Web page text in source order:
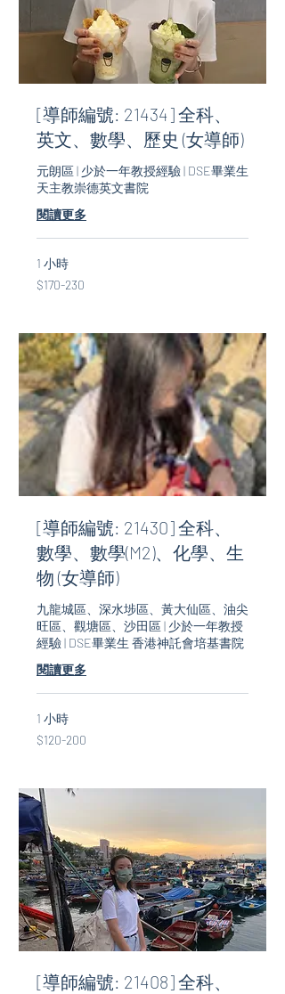
[導師編號: 21434] 全科、
英文、數學、歷史 (女導師)
元朗區 | 少於一年教授經驗 | DSE畢業生
天主教崇德英文書院
閱讀更多
1 小時
$170-
230
$170-230
[導師編號: 21430] 全科、
數學、數學(M2)、化學、生
物 (女導師)
九龍城區、深水埗區、黃大仙區、油尖
旺區、觀塘區、沙田區 | 少於一年教授
經驗 | DSE畢業生 香港神託會培基書院
閱讀更多
1 小時
$120-
200
$120-200
[導師編號: 21408] 全科、